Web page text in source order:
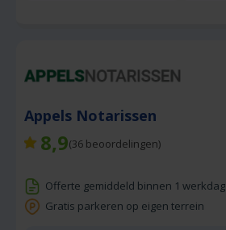
Appels Notarissen
8,9(36 beoordelingen)
Offerte gemiddeld binnen 1 werkdag
Gratis parkeren op eigen terrein